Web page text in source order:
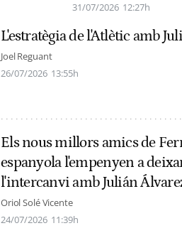
31/07/2026 12:27h
L'estratègia de l'Atlètic amb
Joel Reguant
26/07/2026 13:55h
Els nous millors amics de
espanyola l'empenyen a
l'intercanvi amb Julián
Oriol Solé Vicente
24/07/2026 11:39h